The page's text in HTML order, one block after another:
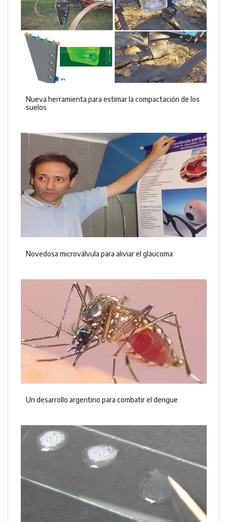
Nueva herramienta para estimar la compactación de los
suelos
Novedosa microválvula para aliviar el glaucoma
Un desarrollo argentino para combatir el dengue